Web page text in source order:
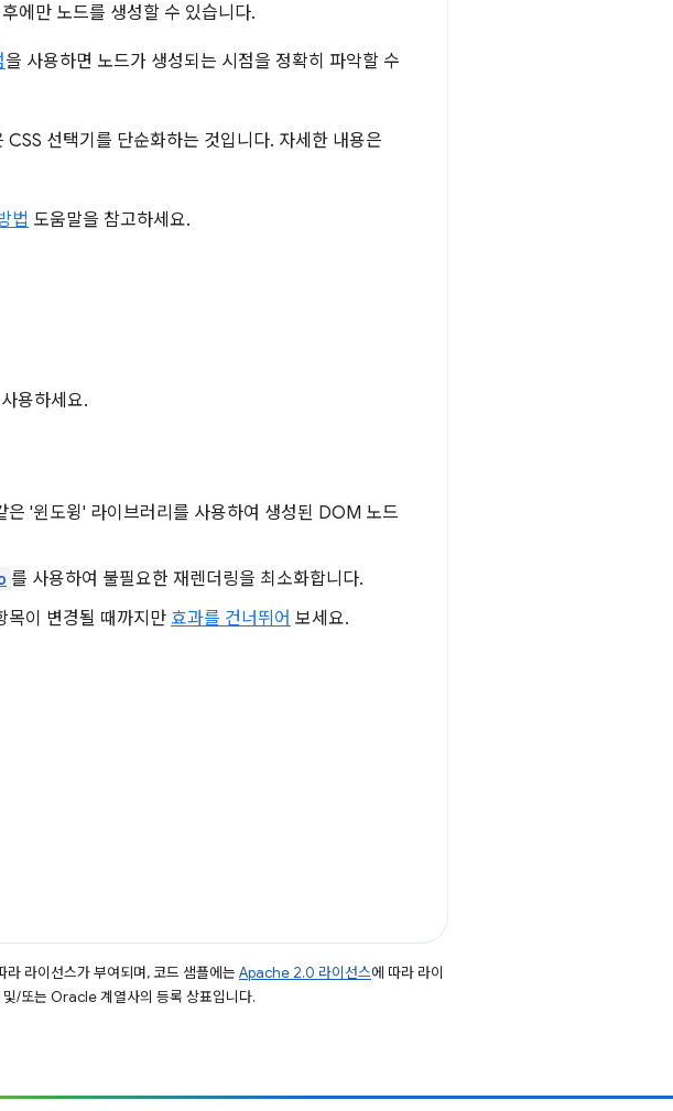
에만 노드를 생성할 수 있습니다.
을 사용하면 노드가 생성되는 시점을 정확히 파악할 수
선택기를 단순화하는 것입니다. 자세한 내용은
법 도움말을 참고하세요.
용하세요.
은 '윈도윙' 라이브러리를 사용하여 생성된 DOM 노드
를 사용하여 불필요한 재렌더링을 최소화합니다.
목이 변경될 때까지만 효과를 건너뛰어 보세요.
라 라이선스가 부여되며, 코드 샘플에는 Apache 2.0 라이선스에 따라 라이
/또는 Oracle 계열사의 등록 상표입니다.